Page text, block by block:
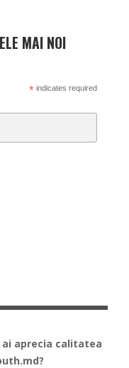
MAI NOI
*indicates required
ai aprecia calitatea